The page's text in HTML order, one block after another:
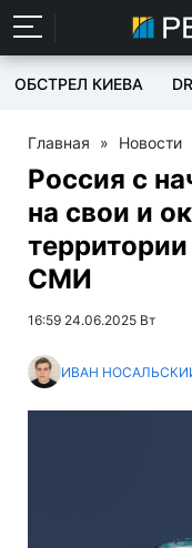
ОБСТРЕЛ КИЕВА
Главная » Новости
Россия с
на свои и
СМИ
16:59 24.06.2025 Вт
ИВАН